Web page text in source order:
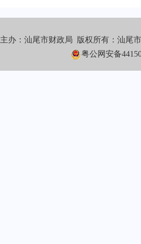
主办：汕尾市财政局 版权所有：汕尾
粤公网安备